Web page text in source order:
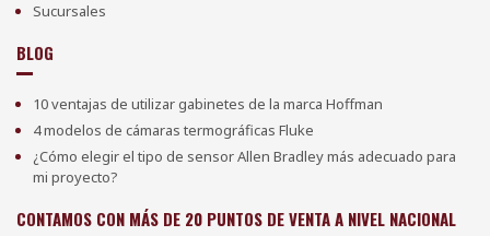
Sucursales
BLOG
10 ventajas de utilizar gabinetes de la marca Hoffman
4 modelos de cámaras termográficas Fluke
¿Cómo elegir el tipo de sensor Allen Bradley más adecuado para
mi proyecto?
CONTAMOS CON MÁS DE 20 PUNTOS DE VENTA A NIVEL NACIONAL